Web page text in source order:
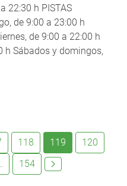
22:30 h PISTAS
de 9:00 a 23:00 h
de 9:00 a 22:00 h
h Sábados y domingos,
118 119
120
… 154